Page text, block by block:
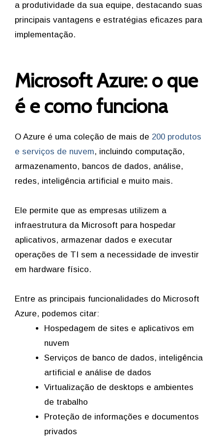
a produtividade da sua equipe, destacando suas
principais vantagens e estratégias eficazes para
implementação.
Microsoft Azure: o que
é e como funciona
O Azure é uma coleção de mais de 200 produtos
e serviços de nuvem, incluindo computação,
armazenamento, bancos de dados, análise,
redes, inteligência artificial e muito mais.
Ele permite que as empresas utilizem a
infraestrutura da Microsoft para hospedar
aplicativos, armazenar dados e executar
operações de TI sem a necessidade de investir
em hardware físico.
Entre as principais funcionalidades do Microsoft
Azure, podemos citar:
Hospedagem de sites e aplicativos em
nuvem
Serviços de banco de dados, inteligência
artificial e análise de dados
Virtualização de desktops e ambientes
de trabalho
Proteção de informações e documentos
privados